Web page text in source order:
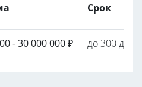
Срок
- 30 000 000₽ до 300 дней